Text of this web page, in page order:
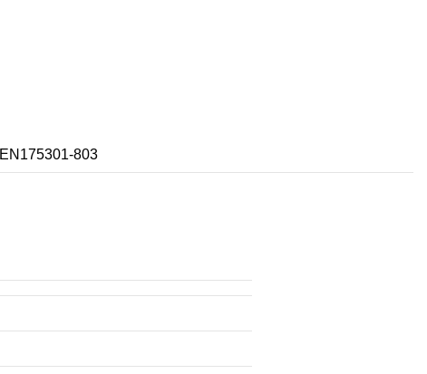
EN175301-803